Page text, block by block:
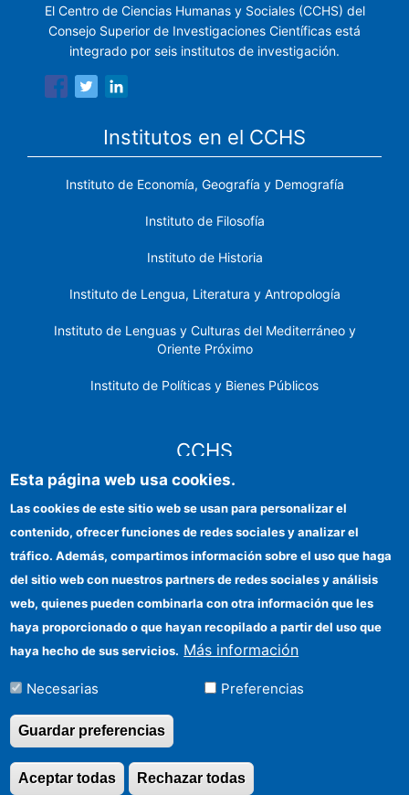
El Centro de Ciencias Humanas y Sociales (CCHS) del
Consejo Superior de Investigaciones Científicas está
integrado por seis institutos de investigación.
Institutos en el CCHS
Instituto de Economía, Geografía y Demografía
Instituto de Filosofía
Instituto de Historia
Instituto de Lengua, Literatura y Antropología
Instituto de Lenguas y Culturas del Mediterráneo y
Oriente Próximo
Instituto de Políticas y Bienes Públicos
CCHS
Identidad institucional
Ayudas FEDER
Organismos financiadores
Contacto
Cómo llegar
©Copyright 2026 Todos los derechos reservados
Esta página web usa cookies.
Las cookies de este sitio web se usan para personalizar el
contenido, ofrecer funciones de redes sociales y analizar el
tráfico. Además, compartimos información sobre el uso que haga
del sitio web con nuestros partners de redes sociales y análisis
web, quienes pueden combinarla con otra información que les
haya proporcionado o que hayan recopilado a partir del uso que
haya hecho de sus servicios. Más información
Necesarias Preferencias
Guardar preferencias
Rechazar todas
Aceptar todas